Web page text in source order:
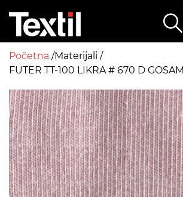
Početna Materijali
FUTER TT-100 LIKRA # 670 D